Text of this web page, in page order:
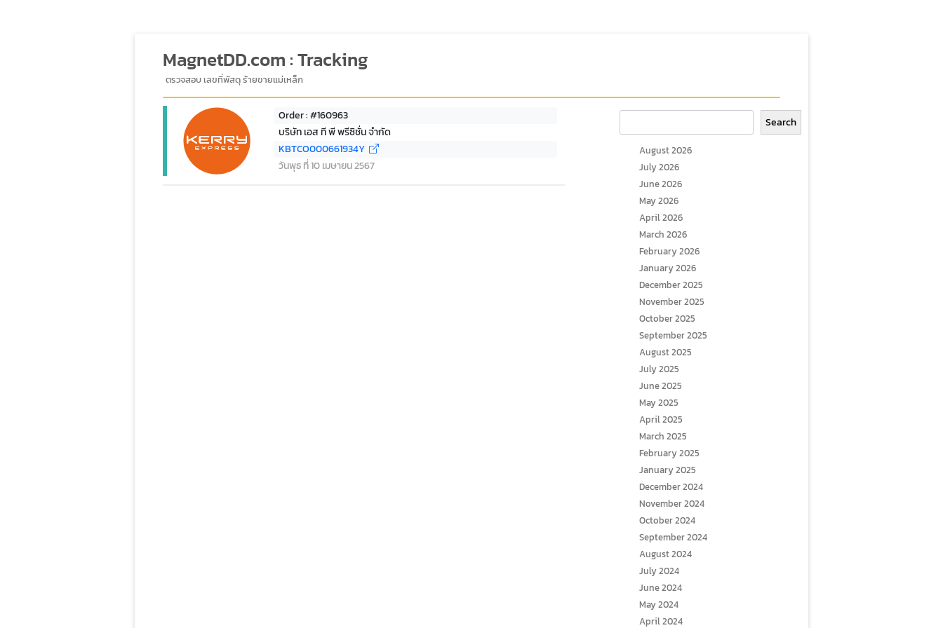
MagnetDD.com : Tracking
ตรวจสอบ เลขที่พัสดุ ร้ายขายแม่เหล็ก
Order : #160963
บริษัท เอส ที พี พรีซิชั่น จำกัด
KBTCO000661934Y
วันพุธ ที่ 10 เมษายน 2567
Search
August 2026
July 2026
June 2026
May 2026
April 2026
March 2026
February 2026
January 2026
December 2025
November 2025
October 2025
September 2025
August 2025
July 2025
June 2025
May 2025
April 2025
March 2025
February 2025
January 2025
December 2024
November 2024
October 2024
September 2024
August 2024
July 2024
June 2024
May 2024
April 2024